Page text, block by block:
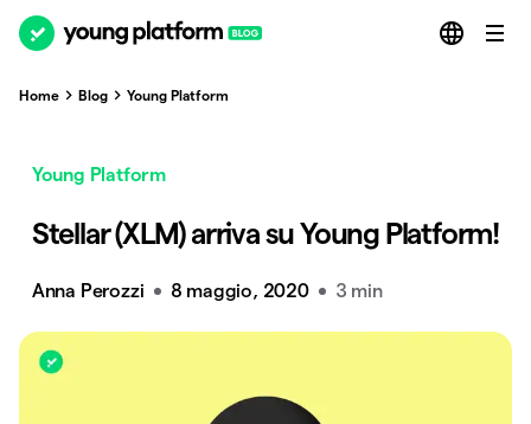
Home Blog Young Platform
Young Platform
Stellar (XLM) arriva su Young Platform!
Anna Perozzi 8 maggio, 2020 3 min